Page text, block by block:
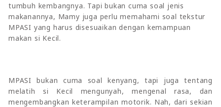
tumbuh kembangnya. Tapi bukan cuma soal jenis
makanannya, Mamy juga perlu memahami soal tekstur
MPASI yang harus disesuaikan dengan kemampuan
makan si Kecil.
MPASI bukan cuma soal kenyang, tapi juga tentang
melatih si Kecil mengunyah, mengenal rasa, dan
mengembangkan keterampilan motorik. Nah, dari sekian